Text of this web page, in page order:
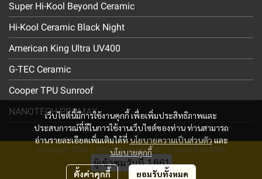
เว็บไซต์นี้มีการใช้งานคุกกี้ เพื่อเพิ่มประสิทธิภาพและ
ประสบการณ์ที่ดีในการใช้งานเว็บไซต์ของท่าน ท่านสามารถ
อ่านรายละเอียดเพิ่มเติมได้ที่นโยบายความเป็นส่วนตัวและ
นโยบายคุกกี้
ตั้งค่าคุกกี้ ยอมรับทั้งหมด
Super Hi-Kool Beyond Ceramic
Hi-Kool Ceramic Black Night
American King Ultra UV400
G-TEC Ceramic
Cooper TPU Sunroof
NANOTECH PROMAX
Copyright 2024 | All Rights Reserved | Powered by MWE
ผู้เข้าชมวันนี้1,661